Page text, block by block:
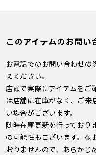
このアイテムのお問い
お電話でのお問い合わせの
えください。
店頭で実際にアイテムをご
は店舗に在庫がなく、ご来
い場合がございます。
随時在庫更新を行っており
の可能性もございます。な
おりませんので、あらかじ